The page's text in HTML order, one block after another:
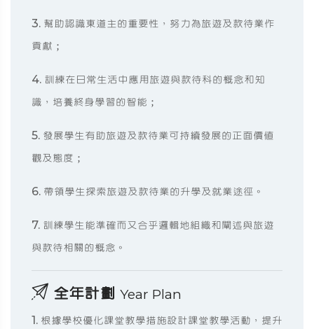
3. 幫助認識東道主的重要性，努力為旅遊及款待業作
貢獻；
4. 訓練在日常生活中應用旅遊與款待科的概念和知
識，培養終身學習的智能；
5. 發展學生有助旅遊及款待業可持續發展的正面價值
觀及態度；
6. 帶領學生探索旅遊及款待業的升學及就業途徑。
7. 訓練學生能準確而又合乎邏輯地組織和闡述與旅遊
與款待相關的概念。
全年計劃 Year Plan
1. 根據學校優化課堂教學措施設計課堂教學活動，提升